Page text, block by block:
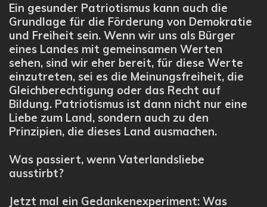
Ein gesunder Patriotismus kann auch die
Grundlage für die Förderung von Demokratie
und Freiheit sein. Wenn wir uns als Bürger
eines Landes mit gemeinsamen Werten
sehen, sind wir eher bereit, für diese Werte
einzutreten, sei es die Meinungsfreiheit, die
Gleichberechtigung oder das Recht auf
Bildung. Patriotismus ist dann nicht nur eine
Liebe zum Land, sondern auch zu den
Prinzipien, die dieses Land ausmachen.
Was passiert, wenn Vaterlandsliebe
ausstirbt?
Jetzt mal ein Gedankenexperiment: Was